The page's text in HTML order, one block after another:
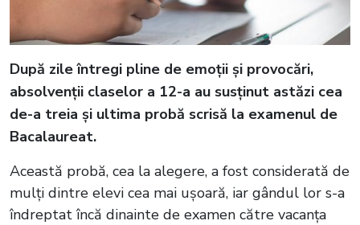
După zile întregi pline de emoții și provocări,
absolvenții claselor a 12-a au susținut astăzi cea
de-a treia și ultima probă scrisă la examenul de
Bacalaureat.
Această probă, cea la alegere, a fost considerată de
mulți dintre elevi cea mai ușoară, iar gândul lor s-a
îndreptat încă dinainte de examen către vacanța